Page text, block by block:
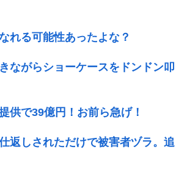
れる可能性あったよな？
ながらショーケースをドンドン叩
供で39億円！お前ら急げ！
返しされただけで被害者ヅラ。追